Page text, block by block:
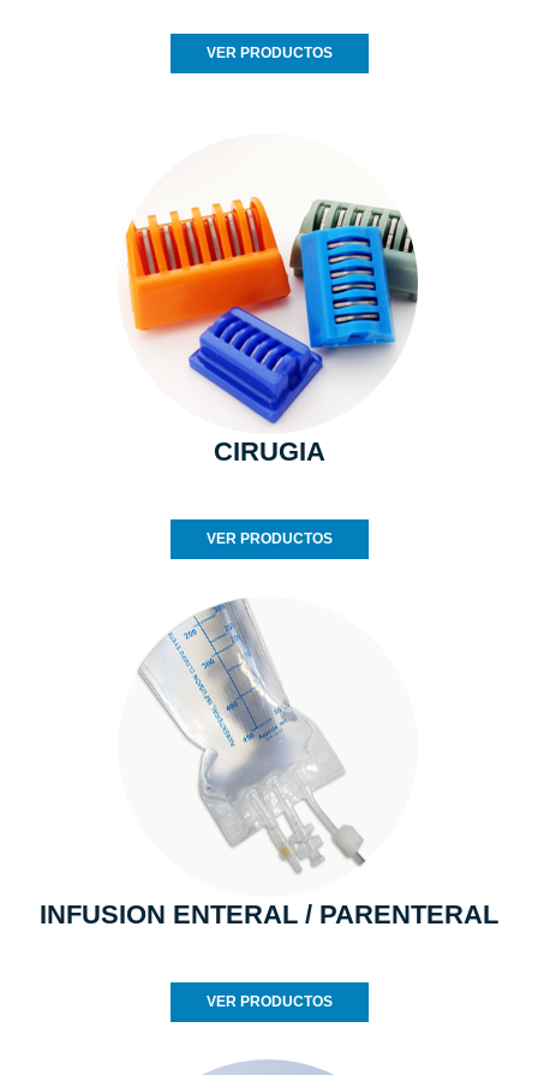
VER PRODUCTOS
CIRUGIA
VER PRODUCTOS
INFUSION ENTERAL / PARENTERAL
VER PRODUCTOS